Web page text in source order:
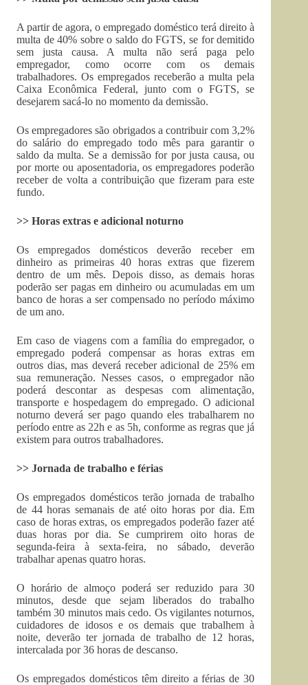
A partir de agora, o empregado doméstico terá direito à
multa de 40% sobre o saldo do FGTS, se for demitido
sem justa causa. A multa não será paga pelo
empregador, como ocorre com os demais
trabalhadores. Os empregados receberão a multa pela
Caixa Econômica Federal, junto com o FGTS, se
desejarem sacá-lo no momento da demissão.
Os empregadores são obrigados a contribuir com 3,2%
do salário do empregado todo mês para garantir o
saldo da multa. Se a demissão for por justa causa, ou
por morte ou aposentadoria, os empregadores poderão
receber de volta a contribuição que fizeram para este
fundo.
>> Horas extras e adicional noturno
Os empregados domésticos deverão receber em
dinheiro as primeiras 40 horas extras que fizerem
dentro de um mês. Depois disso, as demais horas
poderão ser pagas em dinheiro ou acumuladas em um
banco de horas a ser compensado no período máximo
de um ano.
Em caso de viagens com a família do empregador, o
empregado poderá compensar as horas extras em
outros dias, mas deverá receber adicional de 25% em
sua remuneração. Nesses casos, o empregador não
poderá descontar as despesas com alimentação,
transporte e hospedagem do empregado. O adicional
noturno deverá ser pago quando eles trabalharem no
período entre as 22h e as 5h, conforme as regras que já
existem para outros trabalhadores.
>> Jornada de trabalho e férias
Os empregados domésticos terão jornada de trabalho
de 44 horas semanais de até oito horas por dia. Em
caso de horas extras, os empregados poderão fazer até
duas horas por dia. Se cumprirem oito horas de
segunda-feira à sexta-feira, no sábado, deverão
trabalhar apenas quatro horas.
O horário de almoço poderá ser reduzido para 30
minutos, desde que sejam liberados do trabalho
também 30 minutos mais cedo. Os vigilantes noturnos,
cuidadores de idosos e os demais que trabalhem à
noite, deverão ter jornada de trabalho de 12 horas,
intercalada por 36 horas de descanso.
Os empregados domésticos têm direito a férias de 30